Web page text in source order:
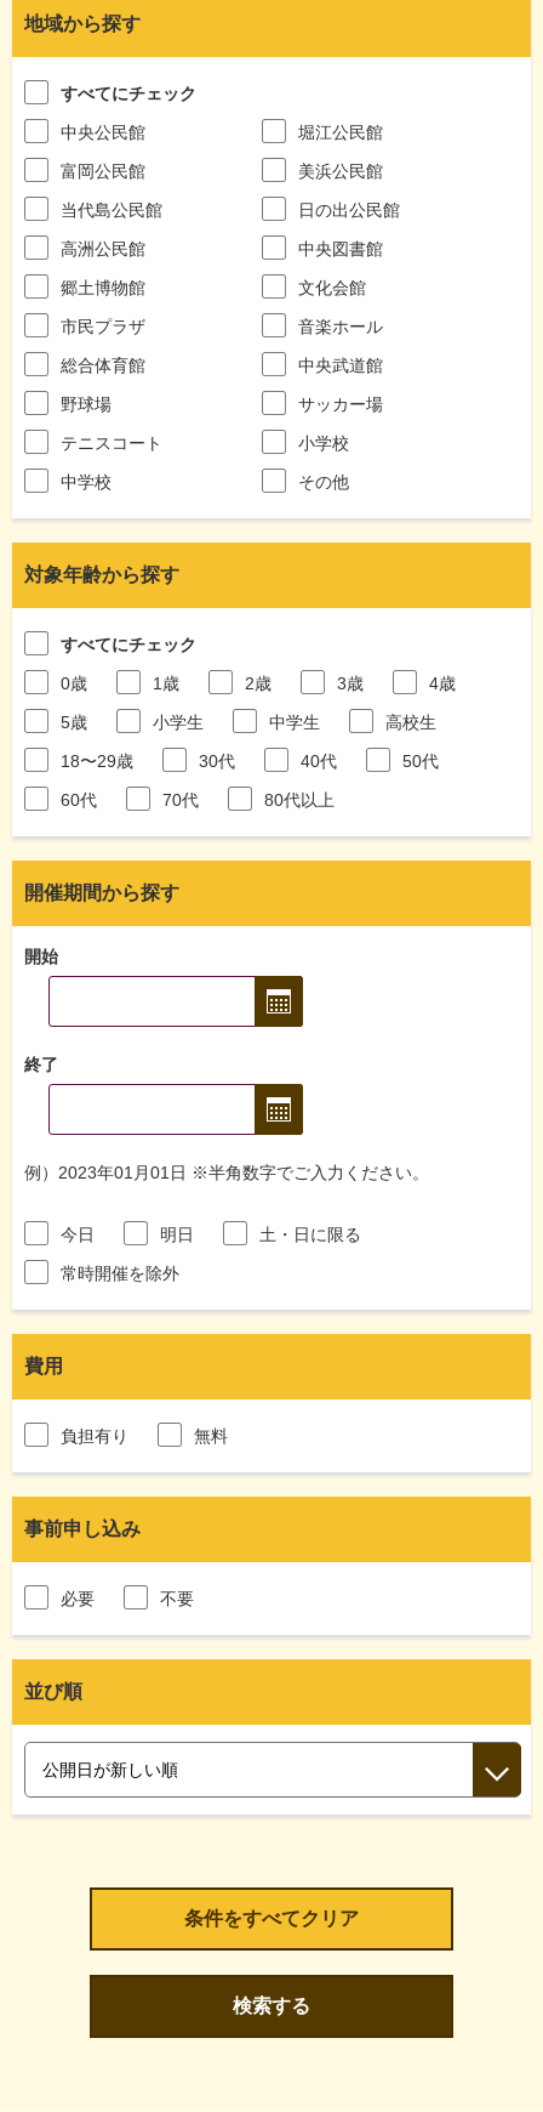
地域から探す
すべてにチェック
中央公民館
堀江公民館
富岡公民館
美浜公民館
当代島公民館
日の出公民館
高洲公民館
中央図書館
郷土博物館
文化会館
市民プラザ
音楽ホール
総合体育館
中央武道館
野球場
サッカー場
テニスコート
小学校
中学校
その他
対象年齢から探す
すべてにチェック
0歳
1歳 2歳 3歳
4歳
5歳
小学生 中学生
高校生
18〜29歳
30代 40代
50代
60代
70代 80代以上
開催期間から探す
開始
終了
例）2023年01月01日 ※半角数字でご入力ください。
今日 明日
土・日に限る
常時開催を除外
費用
負担有り 無料
事前申し込み
必要 不要
並び順
検索する